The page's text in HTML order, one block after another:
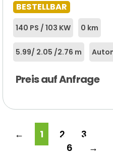
BESTELLBAR
140 PS / 103 KW 0 km
5.99/ 2.05 /2.76 m
Preis auf Anfrage
← 1 2 3
6 →